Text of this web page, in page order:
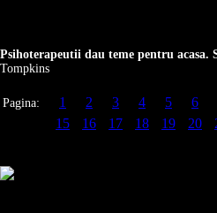
Psihoterapeutii dau teme pentru
Tompkins
Pagina: 1 2 3 4 5 6
15
16 17 18 19 20